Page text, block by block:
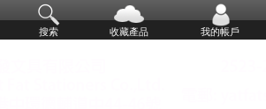
搜索 收藏產品 我的帳戶